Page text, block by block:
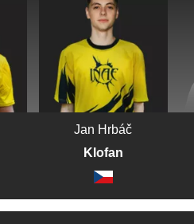
Jan Hrbáč
Klofan